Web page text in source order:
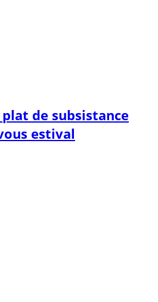
plat de subsistance
estival